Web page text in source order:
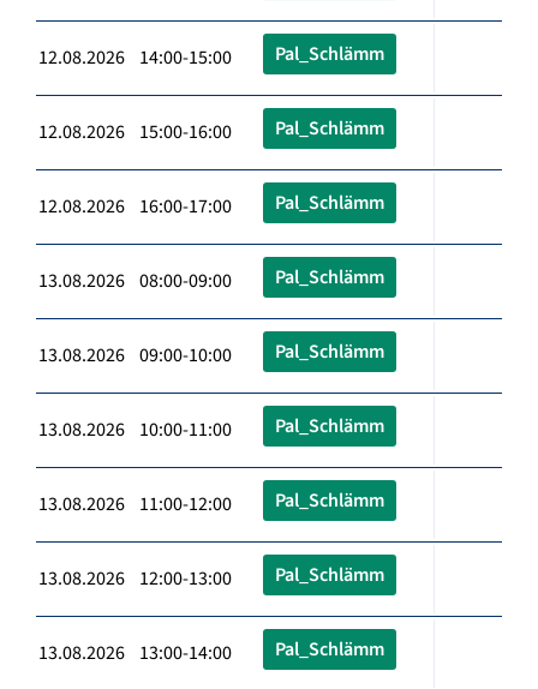
12.08.2026 14:00-15:00 Pal_Schlämm
12.08.2026 15:00-16:00 Pal_Schlämm
12.08.2026 16:00-17:00 Pal_Schlämm
13.08.2026 08:00-09:00 Pal_Schlämm
13.08.2026 09:00-10:00 Pal_Schlämm
13.08.2026 10:00-11:00 Pal_Schlämm
13.08.2026 11:00-12:00 Pal_Schlämm
13.08.2026 12:00-13:00 Pal_Schlämm
13.08.2026 13:00-14:00 Pal_Schlämm